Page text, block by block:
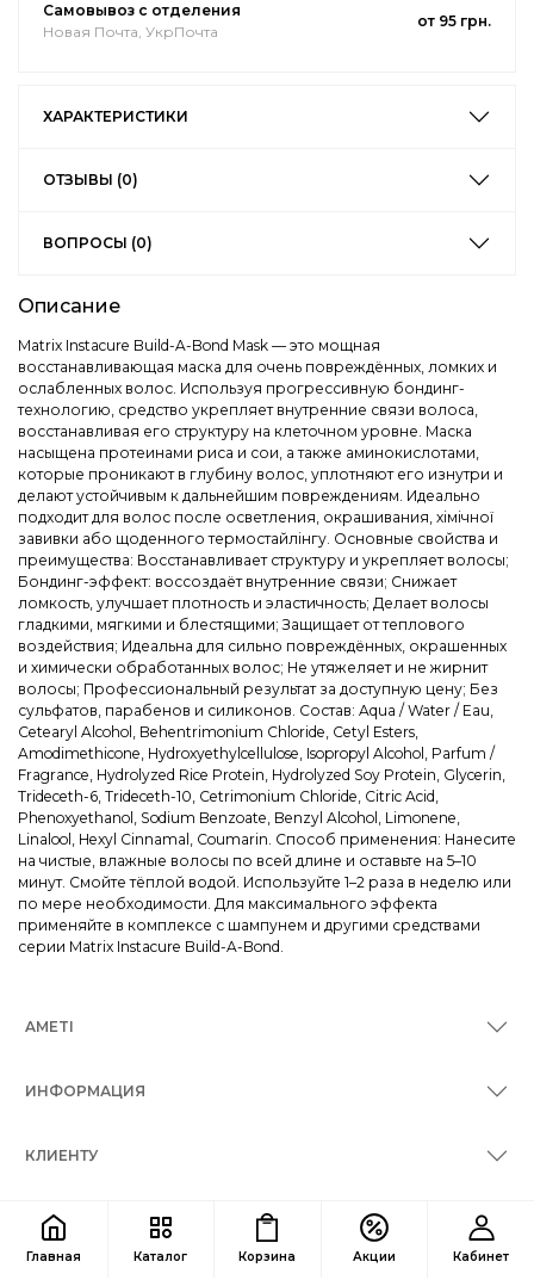
Главная Каталог Корзина Акции Кабинет
Самовывоз с отделения
Новая Почта, УкрПочта
от 95 грн.
ХАРАКТЕРИСТИКИ
ОТЗЫВЫ (0)
ВОПРОСЫ (0)
Описание
Matrix Instacure Build-A-Bond Mask — это мощная
восстанавливающая маска для очень повреждённых, ломких и
ослабленных волос. Используя прогрессивную бондинг-
технологию, средство укрепляет внутренние связи волоса,
восстанавливая его структуру на клеточном уровне. Маска
насыщена протеинами риса и сои, а также аминокислотами,
которые проникают в глубину волос, уплотняют его изнутри и
делают устойчивым к дальнейшим повреждениям. Идеально
подходит для волос после осветления, окрашивания, хімічної
завивки або щоденного термостайлінгу. Основные свойства и
преимущества: Восстанавливает структуру и укрепляет волосы;
Бондинг-эффект: воссоздаёт внутренние связи; Снижает
ломкость, улучшает плотность и эластичность; Делает волосы
гладкими, мягкими и блестящими; Защищает от теплового
воздействия; Идеальна для сильно повреждённых, окрашенных
и химически обработанных волос; Не утяжеляет и не жирнит
волосы; Профессиональный результат за доступную цену; Без
сульфатов, парабенов и силиконов. Состав: Aqua / Water / Eau,
Cetearyl Alcohol, Behentrimonium Chloride, Cetyl Esters,
Amodimethicone, Hydroxyethylcellulose, Isopropyl Alcohol, Parfum /
Fragrance, Hydrolyzed Rice Protein, Hydrolyzed Soy Protein, Glycerin,
Trideceth-6, Trideceth-10, Cetrimonium Chloride, Citric Acid,
Phenoxyethanol, Sodium Benzoate, Benzyl Alcohol, Limonene,
Linalool, Hexyl Cinnamal, Coumarin. Способ применения: Нанесите
на чистые, влажные волосы по всей длине и оставьте на 5–10
минут. Смойте тёплой водой. Используйте 1–2 раза в неделю или
по мере необходимости. Для максимального эффекта
применяйте в комплексе с шампунем и другими средствами
серии Matrix Instacure Build-A-Bond.
AMETI
ИНФОРМАЦИЯ
КЛИЕНТУ
КОНТАКТЫ